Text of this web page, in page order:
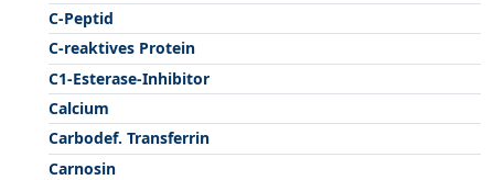
C-Peptid
C-reaktives Protein
C1-Esterase-Inhibitor
Calcium
Carbodef. Transferrin
Carnosin